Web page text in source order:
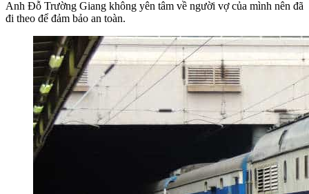
Anh Đỗ Trường Giang không yên tâm về người vợ của mình nên đã
đi theo để đảm bảo an toàn.